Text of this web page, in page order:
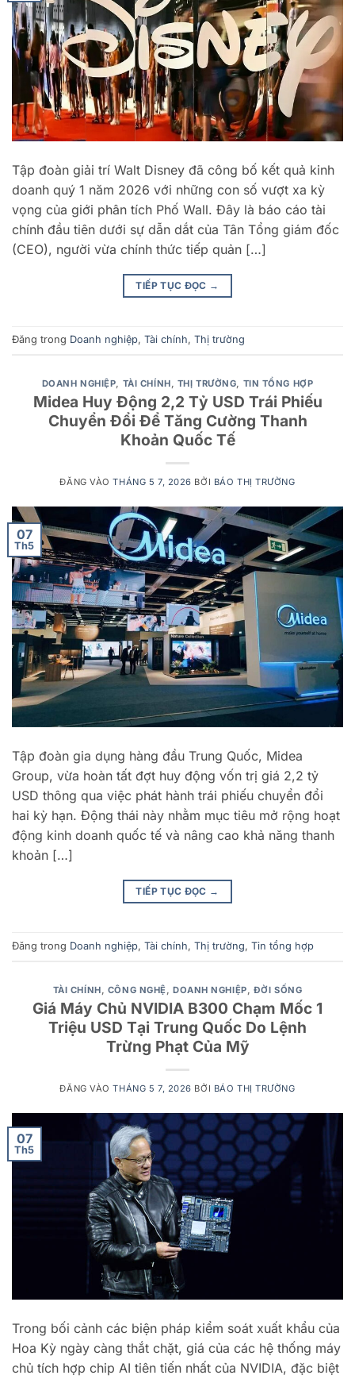
Tập đoàn giải trí Walt Disney đã công bố kết quả kinh
doanh quý 1 năm 2026 với những con số vượt xa kỳ
vọng của giới phân tích Phố Wall. Đây là báo cáo tài
chính đầu tiên dưới sự dẫn dắt của Tân Tổng giám đốc
(CEO), người vừa chính thức tiếp quản […]
TIẾP TỤC ĐỌC →
Đăng trong Doanh nghiệp, Tài chính, Thị trường
DOANH NGHIỆP TÀI CHÍNH THỊ TRƯỜNG TIN TỔNG HỢP
Midea Huy Động 2,2 Tỷ USD Trái Phiếu
Chuyển Đổi Để Tăng Cường Thanh
Khoản Quốc Tế
ĐĂNG VÀOTHÁNG 5 7, 2026 BỞI BÁO THỊ TRƯỜNG
07
Th5
Tập đoàn gia dụng hàng đầu Trung Quốc, Midea
Group, vừa hoàn tất đợt huy động vốn trị giá 2,2 tỷ
USD thông qua việc phát hành trái phiếu chuyển đổi
hai kỳ hạn. Động thái này nhằm mục tiêu mở rộng hoạt
động kinh doanh quốc tế và nâng cao khả năng thanh
khoản […]
TIẾP TỤC ĐỌC →
Đăng trong Doanh nghiệp, Tài chính, Thị trường, Tin tổng hợp
TÀI CHÍNH CÔNG NGHỆ DOANH NGHIỆP ĐỜI SỐNG
Giá Máy Chủ NVIDIA B300 Chạm Mốc 1
Triệu USD Tại Trung Quốc Do Lệnh
Trừng Phạt Của Mỹ
ĐĂNG VÀOTHÁNG 5 7, 2026 BỞI BÁO THỊ TRƯỜNG
07
Th5
Trong bối cảnh các biện pháp kiểm soát xuất khẩu của
Hoa Kỳ ngày càng thắt chặt, giá của các hệ thống máy
chủ tích hợp chip AI tiên tiến nhất của NVIDIA, đặc biệt